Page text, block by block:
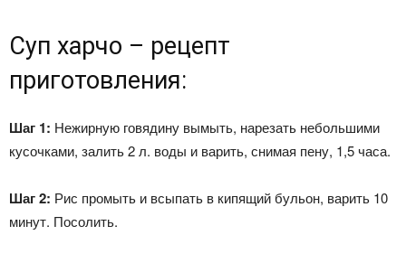
Суп харчо – рецепт
приготовления:
Шаг 1: Нежирную говядину вымыть, нарезать небольшими
кусочками, залить 2 л. воды и варить, снимая пену, 1,5 часа.
Шаг 2: Рис промыть и всыпать в кипящий бульон, варить 10
минут. Посолить.